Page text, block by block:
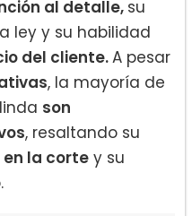
al detalle, su
ley y su habilidad
del cliente.A pesar
, la mayoría de
son
, resaltando su
la corte y su